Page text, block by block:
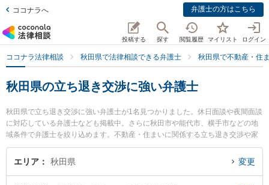
ココナラへ 弁護士の方はこちら
投稿する 探す 閲覧履歴 マイリスト ログイン
ココナラ法律相談 秋田県で法律相談できる弁護士 秋田県で不動産・住
秋田県の立ち退き交渉に強い弁護士
秋田県で立ち退き交渉に強い弁護士が1名見つかりました。休日面談や夜間面談
に対応している弁護士なども掲載中。さらに秋田市や能代市、横手市などの地
域条件で弁護士を絞り込めます。不動産・住まいに関係する立ち退き交渉や家
賃交渉、不動産契約解除等の細かな分野での絞り込み検索もでき便利です。特
に田中法律事務所の田中 伸顕弁護士のプロフィール情報や弁護士費用、強みな
エリア 秋田県 変更